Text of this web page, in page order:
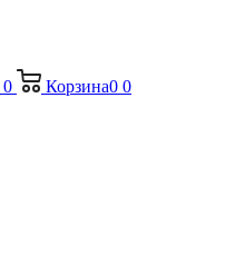
0 Корзина0 0